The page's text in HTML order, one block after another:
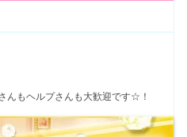
んもヘルプさんも大歓迎です☆！